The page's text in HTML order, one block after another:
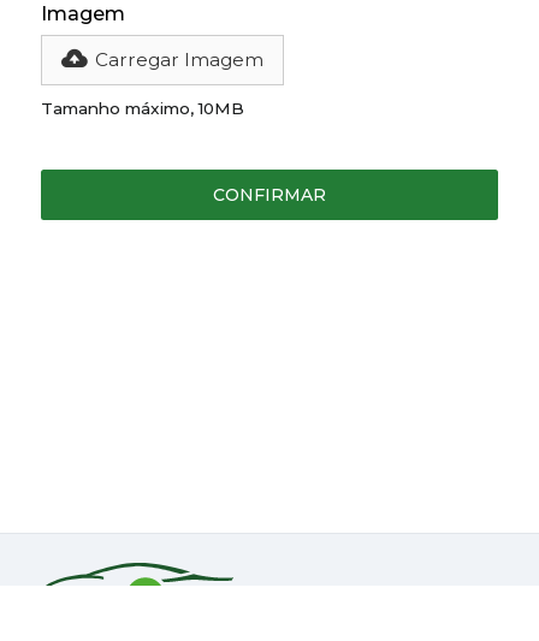
Imagem
Carregar Imagem
Tamanho máximo, 10MB